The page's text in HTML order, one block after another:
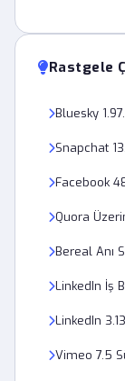
Rastgele
Bluesky
Snapchat
Facebook
Quora
Bereal Anı
LinkedIn İş
LinkedIn
Vimeo 7.5